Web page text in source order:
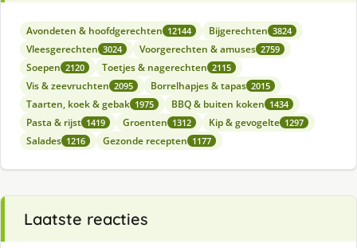
Avondeten & hoofdgerechten 12144 Bijgerechten 3824
Vleesgerechten 3024 Voorgerechten & amuses 2759
Soepen 2120 Toetjes & nagerechten 2115
Vis & zeevruchten 2095 Borrelhapjes & tapas 2015
Taarten, koek & gebak 1975 BBQ & buiten koken 1434
Pasta & rijst 1419 Groenten 1312 Kip & gevogelte 1297
Salades 1216 Gezonde recepten 1177
Laatste reacties